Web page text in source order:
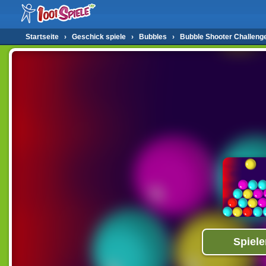
Startseite › Geschick spiele › Bubbles › Bubble Shooter